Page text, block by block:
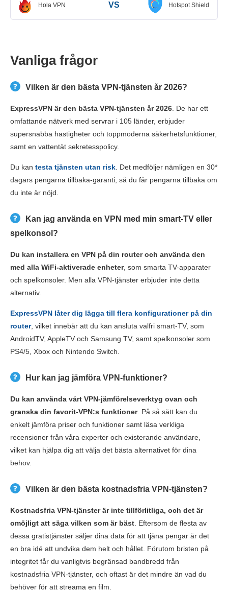
Hola VPN VS Hotspot Shield
Vanliga frågor
Vilken är den bästa VPN-tjänsten år 2026?
ExpressVPN är den bästa VPN-tjänsten år 2026 . De har ett
omfattande nätverk med servrar i 105 länder, erbjuder
supersnabba hastigheter och toppmoderna säkerhetsfunktioner,
samt en vattentät sekretesspolicy.
Du kan testa tjänsten utan risk . Det medföljer nämligen en 30*
dagars pengarna tillbaka-garanti, så du får pengarna tillbaka om
du inte är nöjd.
Kan jag använda en VPN med min smart-TV eller
spelkonsol?
Du kan installera en VPN på din router och använda den
med alla WiFi-aktiverade enheter, som smarta TV-apparater
och spelkonsoler. Men alla VPN-tjänster erbjuder inte detta
alternativ.
ExpressVPN låter dig lägga till flera konfigurationer på din
router, vilket innebär att du kan ansluta valfri smart-TV, som
AndroidTV, AppleTV och Samsung TV, samt spelkonsoler som
PS4/5, Xbox och Nintendo Switch.
Hur kan jag jämföra VPN-funktioner?
Du kan använda vårt VPN-jämförelseverktyg ovan och
granska din favorit-VPN:s funktioner. På så sätt kan du
enkelt jämföra priser och funktioner samt läsa verkliga
recensioner från våra experter och existerande användare,
vilket kan hjälpa dig att välja det bästa alternativet för dina
behov.
Vilken är den bästa kostnadsfria VPN-tjänsten?
Kostnadsfria VPN-tjänster är inte tillförlitliga, och det är
omöjligt att säga vilken som är bäst . Eftersom de flesta av
dessa gratistjänster säljer dina data för att tjäna pengar är det
en bra idé att undvika dem helt och hållet. Förutom bristen på
integritet får du vanligtvis begränsad bandbredd från
kostnadsfria VPN-tjänster, och oftast är det mindre än vad du
behöver för att streama en film.